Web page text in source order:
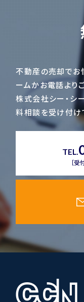
不動産の売却でお
ームかお電話より
株式会社シー・シ
料相談を受け付け
TEL.
［